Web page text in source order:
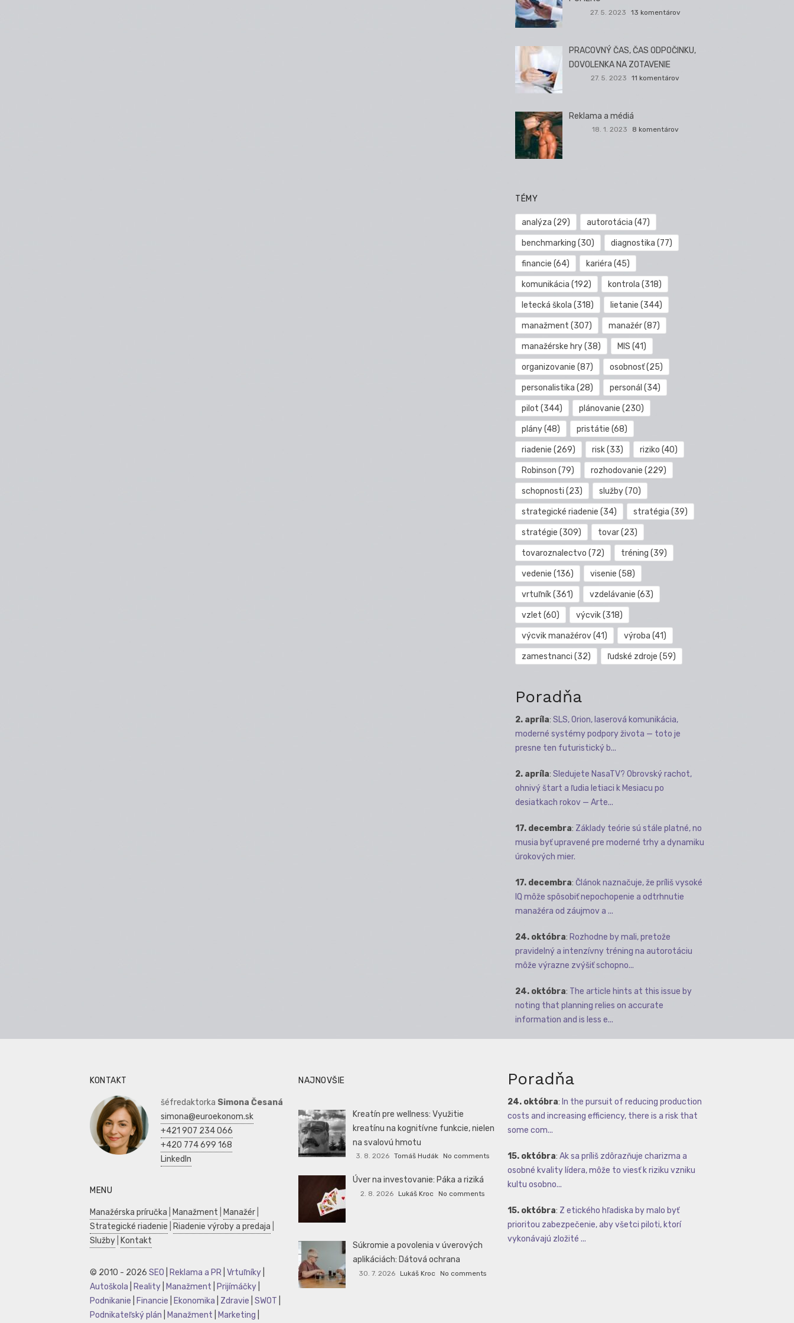
27. 5. 2023 13 komentárov
PRACOVNÝ ČAS, ČAS ODPOČINKU,
DOVOLENKA NA ZOTAVENIE
27. 5. 2023 11 komentárov
Reklama a médiá
18. 1. 2023 8 komentárov
TÉMY
analýza (29) autorotácia (47)
benchmarking (30) diagnostika (77)
financie (64) kariéra (45)
komunikácia (192) kontrola (318)
letecká škola (318) lietanie (344)
manažment (307) manažér(87)
manažérske hry(38) MIS (41)
organizovanie (87) osobnosť(25)
personalistika (28) personál (34)
pilot (344) plánovanie (230)
plány(48) pristátie (68)
riadenie (269) risk(33) riziko (40)
Robinson (79) rozhodovanie (229)
schopnosti (23) služby(70)
strategické riadenie (34) stratégia (39)
stratégie (309) tovar(23)
tovaroznalectvo (72) tréning (39)
vedenie (136) visenie (58)
vrtuľník(361) vzdelávanie (63)
vzlet (60) výcvik(318)
výcvik manažérov(41) výroba (41)
zamestnanci (32) ľudské zdroje (59)
Poradňa
2. apríla: SLS, Orion, laserová komunikácia,
moderné systémy podpory života — toto je
presne ten futuristický b...
2. apríla: Sledujete NasaTV? Obrovský rachot,
ohnivý štart a ľudia letiaci k Mesiacu po
desiatkach rokov — Arte...
17. decembra: Základy teórie sú stále platné, no
musia byť upravené pre moderné trhy a dynamiku
úrokových mier.
17. decembra: Článok naznačuje, že príliš vysoké
IQ môže spôsobiť nepochopenie a odtrhnutie
manažéra od záujmov a ...
24. októbra: Rozhodne by mali, pretože
pravidelný a intenzívny tréning na autorotáciu
môže výrazne zvýšiť schopno...
24. októbra: The article hints at this issue by
noting that planning relies on accurate
information and is less e...
KONTAKT
šéfredaktorka Simona Česaná
simona@euroekonom.sk
+421 907 234 066
+420 774 699 168
LinkedIn
MENU
Manažérska príručka Manažment Manažér
Strategické riadenie
Riadenie výroby a predaja
Služby
Kontakt
© 2010 - 2026 SEO Reklama a PR Vrtuľníky
Autoškola
Reality Manažment Prijímáčky
Podnikanie
Financie Ekonomika Zdravie SWOT
Podnikateľský plán
Manažment Marketing
NAJNOVŠIE
Kreatín pre wellness: Využitie
kreatínu na kognitívne funkcie, nielen
na svalovú hmotu
3. 8. 2026 Tomáš Hudák No comments
Úver na investovanie: Páka a riziká
2. 8. 2026 Lukáš Kroc No comments
Súkromie a povolenia v úverových
aplikáciách: Dátová ochrana
30. 7. 2026 Lukáš Kroc No comments
Poradňa
24. októbra: In the pursuit of reducing production
costs and increasing efficiency, there is a risk that
some com...
15. októbra: Ak sa príliš zdôrazňuje charizma a
osobné kvality lídera, môže to viesť k riziku vzniku
kultu osobno...
15. októbra: Z etického hľadiska by malo byť
prioritou zabezpečenie, aby všetci piloti, ktorí
vykonávajú zložité ...